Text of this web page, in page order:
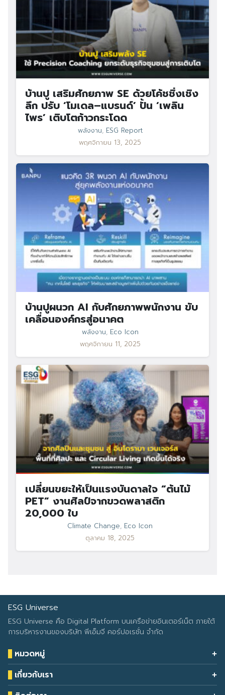
บ้านปู เสริมศักยภาพ SE ด้วยโค้ชชิ่งเชิง
ลึก ปรับ ‘โมเดล–แบรนด์’ ปั้น ‘เพลิน
ไพร’ เติบโตก้าวกระโดด
พลังงาน, ESG Report
พฤศจิกายน 13, 2025
บ้านปูผนวก AI กับศักยภาพพนักงาน ขับ
เคลื่อนองค์กรสู่อนาคต
พลังงาน, Eco Icon
พฤศจิกายน 11, 2025
เปลี่ยนขยะให้เป็นแรงบันดาลใจ “ต้นไม้
PET” งานศิลป์จากขวดพลาสติก
20,000 ใบ
Climate Change, Eco Icon
ตุลาคม 18, 2025
ESG Universe
ESG Universe คือ Digital Platform บนเครือข่ายอินเตอร์เน็ต ภายใต้
การบริหารงานของบริษัท พีเอ็มจี คอร์ปอเรชั่น จำกัด
หมวดหมู่
Health & Wellness
Eco Icon
เกี่ยวกับเรา
Our Services